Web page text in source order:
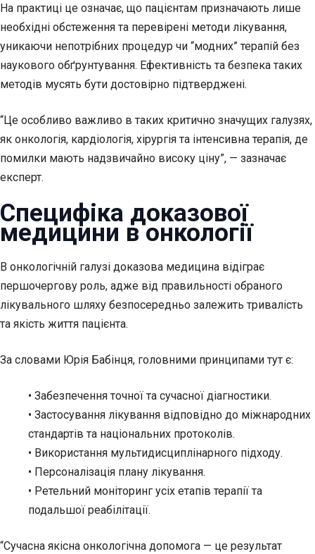
На практиці це означає, що пацієнтам призначають лише
необхідні обстеження та перевірені методи лікування,
уникаючи непотрібних процедур чи “модних” терапій без
наукового обґрунтування. Ефективність та безпека таких
методів мусять бути достовірно підтверджені.
“Це особливо важливо в таких критично значущих галузях,
як онкологія, кардіологія, хірургія та інтенсивна терапія, де
помилки мають надзвичайно високу ціну”, — зазначає
експерт.
Специфіка доказової
медицини в онкології
В онкологічній галузі доказова медицина відіграє
першочергову роль, адже від правильності обраного
лікувального шляху безпосередньо залежить тривалість
та якість життя пацієнта.
За словами Юрія Бабінця, головними принципами тут є:
• Забезпечення точної та сучасної діагностики.
• Застосування лікування відповідно до міжнародних
стандартів та національних протоколів.
• Використання мультидисциплінарного підходу.
• Персоналізація плану лікування.
• Ретельний моніторинг усіх етапів терапії та
подальшої реабілітації.
“Сучасна якісна онкологічна допомога — це результат